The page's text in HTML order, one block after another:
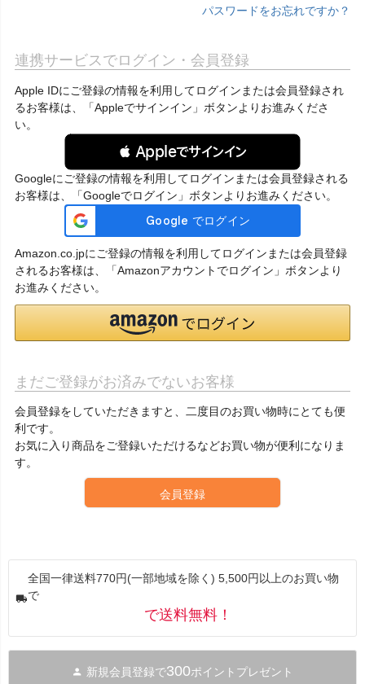
パスワードをお忘れですか？
連携サービスでログイン・会員登録
Apple IDにご登録の情報を利用してログインまたは会員登録され
るお客様は、「Appleでサインイン」ボタンよりお進みくださ
い。
 Appleでサインイン
Googleにご登録の情報を利用してログインまたは会員登録される
お客様は、「Googleでログイン」ボタンよりお進みください。
Amazon.co.jpにご登録の情報を利用してログインまたは会員登録
されるお客様は、「Amazonアカウントでログイン」ボタンより
お進みください。
まだご登録がお済みでないお客様
会員登録をしていただきますと、二度目のお買い物時にとても便
利です。
お気に入り商品をご登録いただけるなどお買い物が便利になりま
す。
会員登録
全国一律送料770円(一部地域を除く) 5,500円以上のお買い物
で
で送料無料！
新規会員登録で300ポイントプレゼント